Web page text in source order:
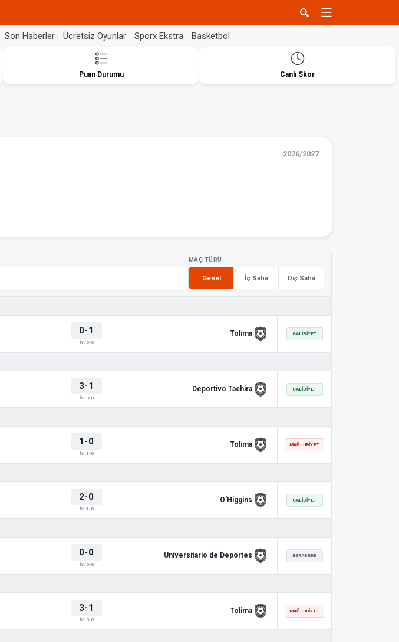
Son Haberler Ücretsiz Oyunlar Sporx Ekstra Basketbol
Puan Durumu Canlı Skor
2026/2027
MAÇ TÜRÜ
Genel İç Saha Dış Saha
0-1
İY: 0-0
Tolima GALIBIYET
3-1
İY: 0-0
Deportivo Tachira GALIBIYET
1-0
İY: 1-0
Tolima MAĞLUBIYET
2-0
İY: 1-0
O'Higgins GALIBIYET
0-0
İY: 0-0
Universitario de Deportes BERABERE
3-1
İY: 0-0
Tolima MAĞLUBIYET